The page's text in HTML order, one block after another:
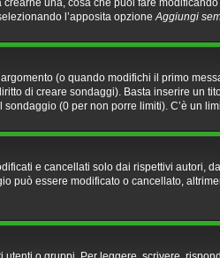
una, cosa che puoi fare
l’apposita opzioneAggiungi
(o quando modifichi il primo
di creare sondaggi). Basta inserire un
(0 per non porre limiti). C’è un
e cancellati solo dai rispettivi autori,
può essere modificato o cancellato,